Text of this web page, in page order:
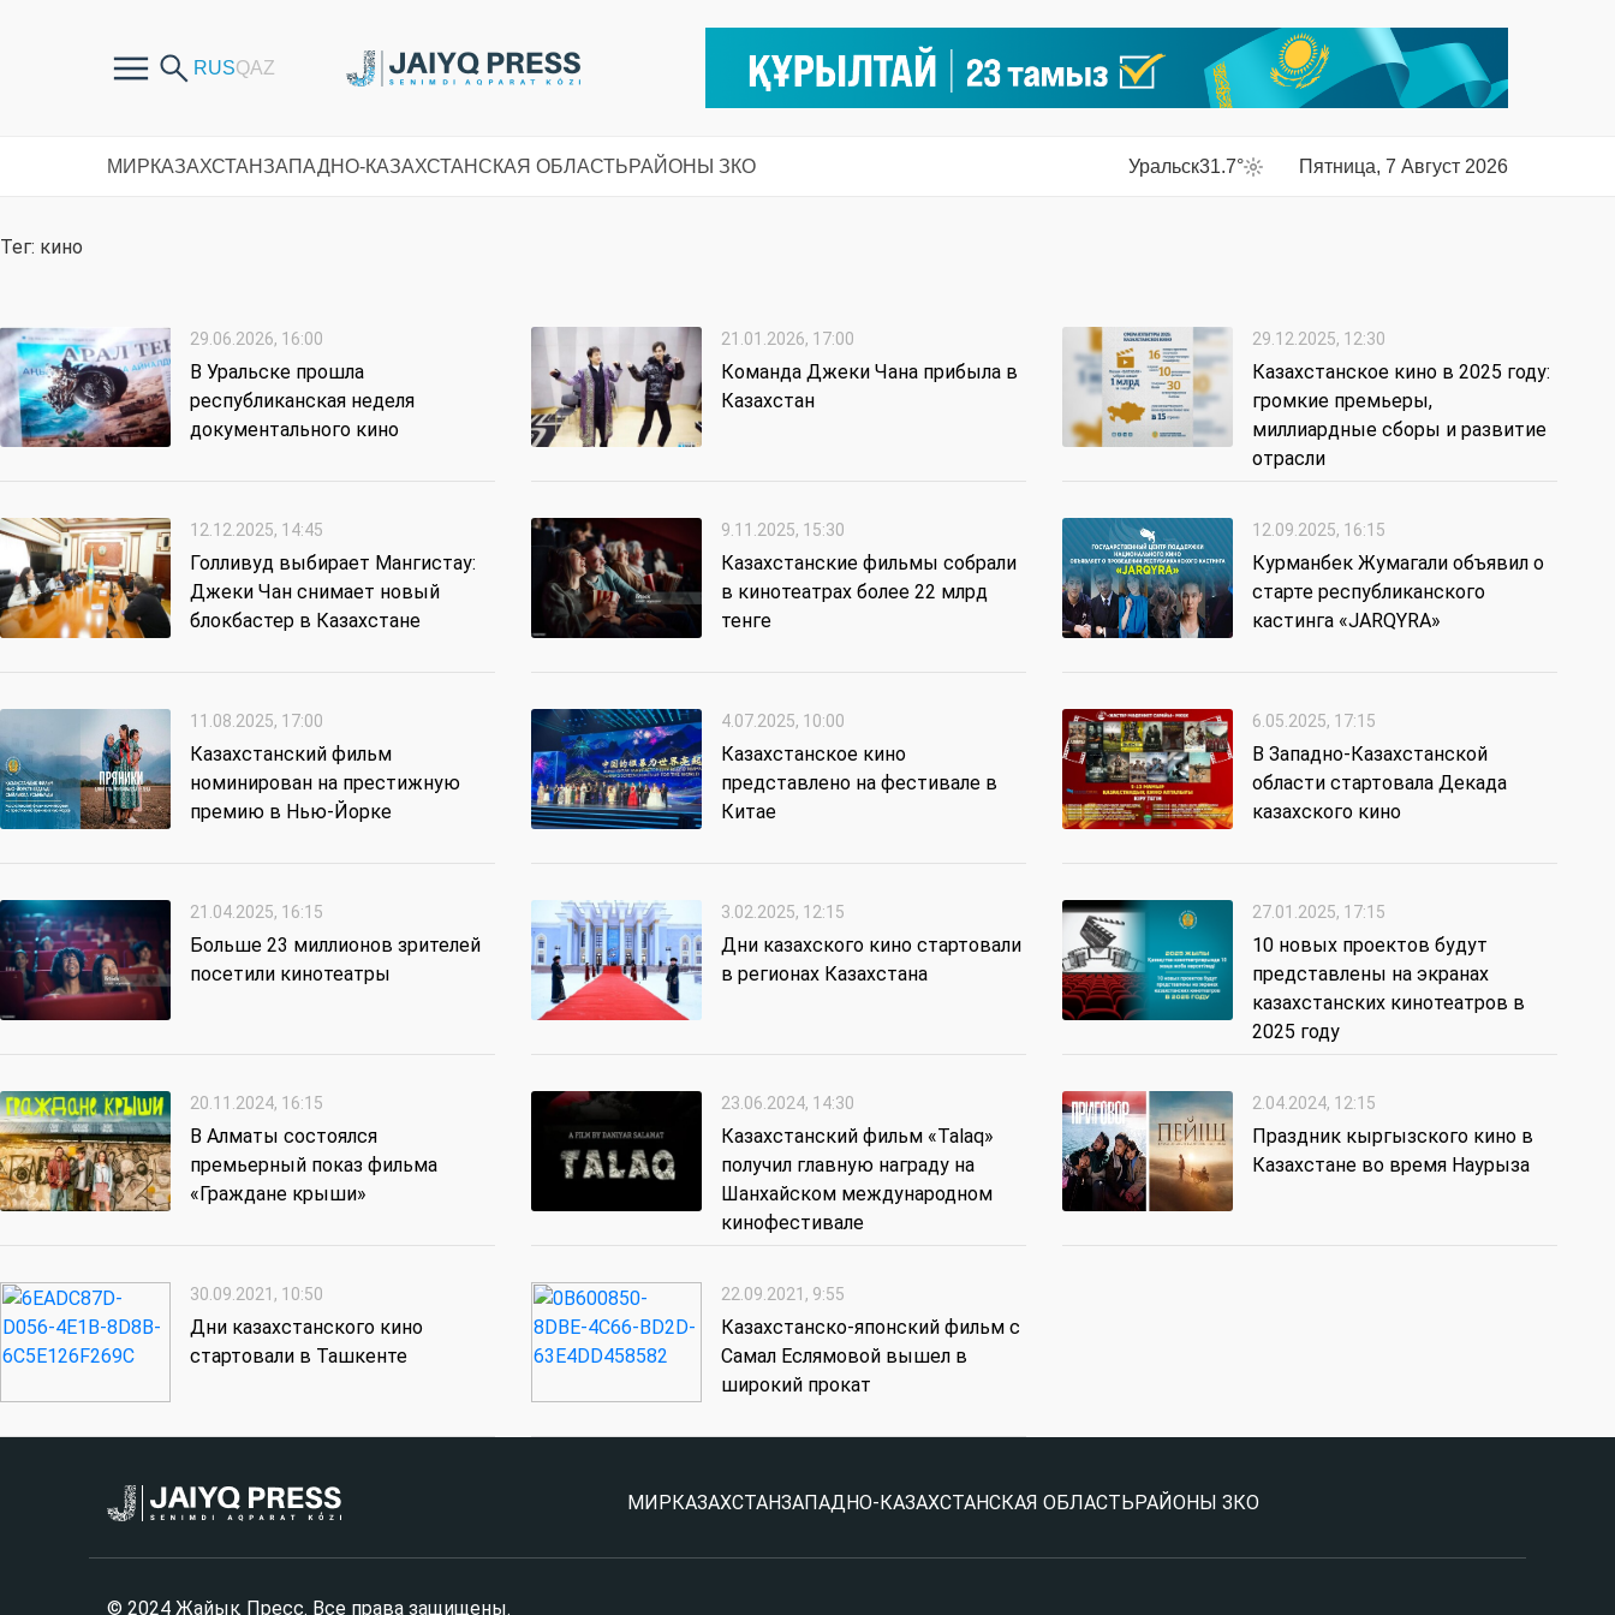
МИРКАЗАХСТАНЗАПАДНО-КАЗАХСТАНСКАЯ ОБЛАСТЬРАЙОНЫ ЗКО Уральск31.7° Пятница, 7 Август 2026
Тег: кино
29.06.2026, 16:00
В Уральске прошла
республиканская неделя
документального кино
21.01.2026, 17:00
Команда Джеки Чана прибыла в
Казахстан
29.12.2025, 12:30
Казахстанское кино в 2025 году:
громкие премьеры,
миллиардные сборы и развитие
отрасли
12.12.2025, 14:45
Голливуд выбирает Мангистау:
Джеки Чан снимает новый
блокбастер в Казахстане
9.11.2025, 15:30
Казахстанские фильмы собрали
в кинотеатрах более 22 млрд
тенге
12.09.2025, 16:15
Курманбек Жумагали объявил о
старте республиканского
кастинга «JARQYRA»
11.08.2025, 17:00
Казахстанский фильм
номинирован на престижную
премию в Нью-Йорке
4.07.2025, 10:00
Казахстанское кино
представлено на фестивале в
Китае
6.05.2025, 17:15
В Западно-Казахстанской
области стартовала Декада
казахского кино
21.04.2025, 16:15
Больше 23 миллионов зрителей
посетили кинотеатры
3.02.2025, 12:15
Дни казахского кино стартовали
в регионах Казахстана
27.01.2025, 17:15
10 новых проектов будут
представлены на экранах
казахстанских кинотеатров в
2025 году
20.11.2024, 16:15
В Алматы состоялся
премьерный показ фильма
«Граждане крыши»
23.06.2024, 14:30
Казахстанский фильм «Talaq»
получил главную награду на
Шанхайском международном
кинофестивале
2.04.2024, 12:15
Праздник кыргызского кино в
Казахстане во время Наурыза
30.09.2021, 10:50
Дни казахстанского кино
стартовали в Ташкенте
22.09.2021, 9:55
Казахстанско-японский фильм с
Самал Еслямовой вышел в
широкий прокат
МИР КАЗАХСТАНЗАПАДНО-КАЗАХСТАНСКАЯ ОБЛАСТЬ РАЙОНЫ ЗКО
© 2024 Жайық Пресс. Все права защищены.